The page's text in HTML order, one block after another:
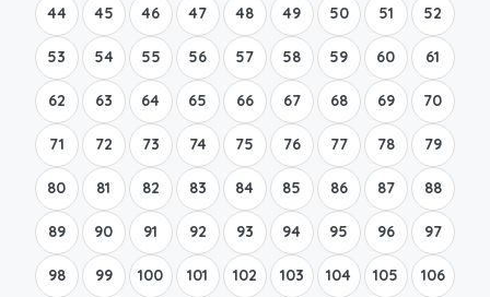
44 45 46 47 48 49 50 51 52
53 54 55 56 57 58 59 60 61
62 63 64 65 66 67 68 69 70
71 72 73 74 75 76 77 78 79
80 81 82 83 84 85 86 87 88
89 90 91 92 93 94 95 96 97
98 99 100 101 102 103 104 105 106